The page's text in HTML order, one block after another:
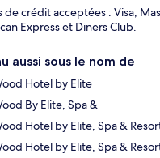
de crédit acceptées : Visa,
Express et Diners Club.
aussi sous le nom de
Hotel by Elite
By Elite, Spa &
Hotel by Elite, Spa &
Hotel by Elite, Spa &